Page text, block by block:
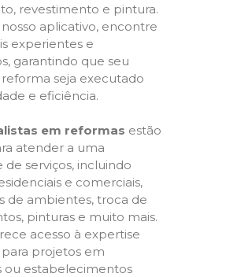
revestimento e pintura.
aplicativo, encontre
experientes e
garantindo que seu
seja executado
e eficiência.
em reformas estão
atender a uma
de serviços, incluindo
e comerciais,
de ambientes, troca de
pinturas e muito mais.
acesso à expertise
para projetos em
ou estabelecimentos